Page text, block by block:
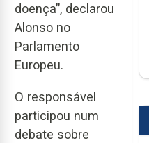
doença”, declarou
Alonso no
Parlamento
Europeu.
O responsável
participou num
debate sobre